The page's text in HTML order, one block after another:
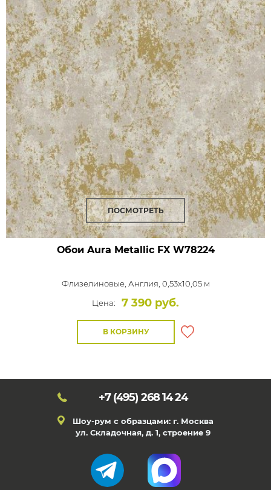
ПОСМОТРЕТЬ
Обои Aura Metallic FXW78224
Флизелиновые, Англия, 0,53x10,05 м
Цена:
7 390 руб.
В КОРЗИНУ
+7 (495) 268 14 24
Шоу-рум с образцами: г. Москва
ул. Складочная, д. 1, строение 9